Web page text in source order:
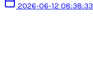
2026-06-12 08:38:33